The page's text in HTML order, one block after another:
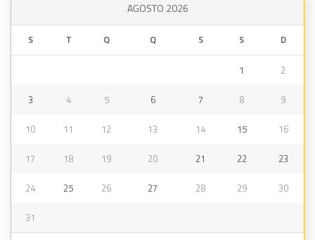
AGOSTO 2026
S T Q Q S S D
1 2
3 4 5 6 7 8 9
10 11 12 13 14 15 16
17 18 19 20 21 22 23
24 25 26 27 28 29 30
31